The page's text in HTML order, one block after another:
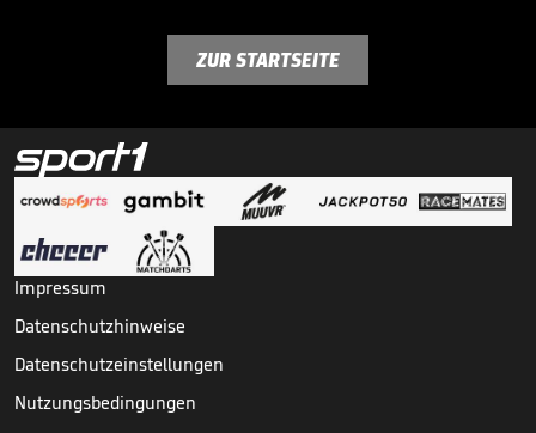
ZUR STARTSEITE
Impressum
Datenschutzhinweise
Datenschutzeinstellungen
Nutzungsbedingungen